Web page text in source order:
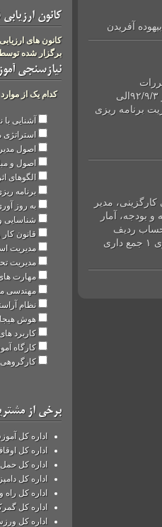
آفریدن
کشور***۹۲/۹/۶الی ۹۲/۹/۷ مدیریت ارتباط با مشتری CRM**از ۹۲/۹/۳الی
۹/۱۰الی ۹۲/۹/۱۲ مدیریت برنامه ریزی
مدیر
آمار
ردیف
عنوان دوره مدت دوره (ساعت) تاریخ برگزاری ساعت برگزاری ۱ جمع داری
کانون ارزیابی
کانون های ارزیابی
برگزار شده توسط
نیازسنجی
کدام یک از موارد
آشنایی با
استراتژی
اصول مدیریت
اصول و
الگوهای اثر
برنامه
به روز آوری
شناسایی و
قانون کار و
مدیریت
مدیریت تحول
مهارت های
مهندسی
نظام
هوش هیجانی
کاربرد های
کارگاه
کارگروهی در
برخی از
اداره کل
اداره کل اوقاف
اداره کل حمل و
اداره کل
اداره کل راه و
اداره کل گمرک
اداره کل ورزش